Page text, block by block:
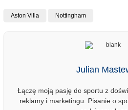
Aston Villa Nottingham
Julian
Łączę moją pasję do sportu z
reklamy i marketingu. Pisanie o